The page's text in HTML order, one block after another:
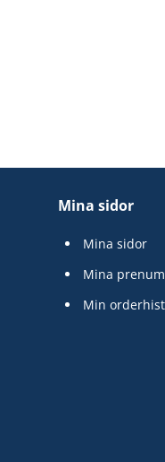
Mina sidor
Mina sidor
Mina
Min